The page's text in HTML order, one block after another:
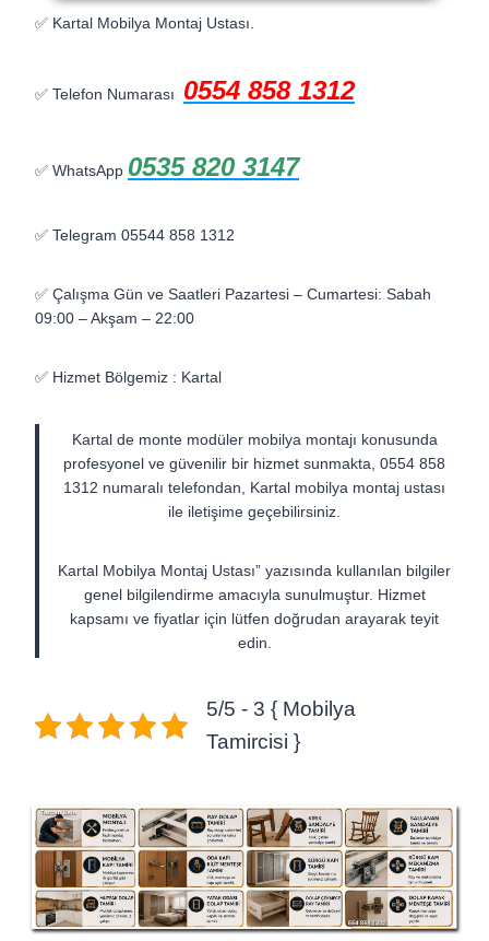
✅ Kartal Mobilya Montaj Ustası.
✅ Telefon Numarası 0554 858 1312
✅ WhatsApp 0535 820 3147
✅ Telegram 05544 858 1312
✅ Çalışma Gün ve Saatleri Pazartesi – Cumartesi: Sabah
09:00 – Akşam – 22:00
✅ Hizmet Bölgemiz : Kartal
Kartal de monte modüler mobilya montajı konusunda
profesyonel ve güvenilir bir hizmet sunmakta, 0554 858
1312 numaralı telefondan, Kartal mobilya montaj ustası
ile iletişime geçebilirsiniz.
Kartal Mobilya Montaj Ustası” yazısında kullanılan bilgiler
genel bilgilendirme amacıyla sunulmuştur. Hizmet
kapsamı ve fiyatlar için lütfen doğrudan arayarak teyit
edin.
5/5 - 3 { Mobilya
Tamircisi }